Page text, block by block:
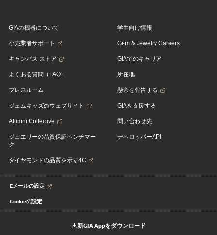
GIAの機器について
小売業者サポート
キャンパス ストア
よくある質問（FAQ）
プレスルーム
ジェムキッズのウェブサイト
Alumni Collective
ジュエリーの品質保証ベンチマー
ク
ダイヤモンドの品質を示す4C
学生向け情報
Gem & Jewelry Careers
GIAでのキャリア
所在地
懸念を報告する
GIAを支援する
問い合わせ先
デベロッパーAPI
Eメールの設定
Cookieの設定
新GIA Appをダウンロード